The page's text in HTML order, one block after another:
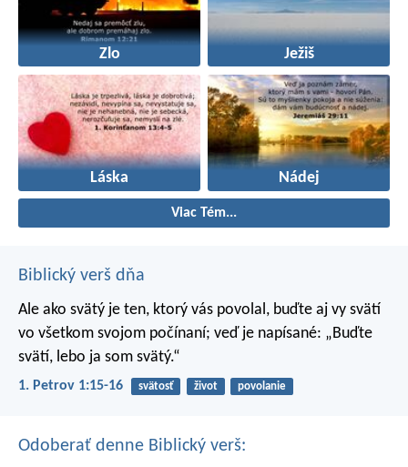
Zlo Ježiš
Láska Nádej
Viac Tém...
Biblický verš dňa
Ale ako svätý je ten, ktorý vás povolal, buďte aj vy svätí
vo všetkom svojom počínaní; veď je napísané: „Buďte
svätí, lebo ja som svätý.“
1. Petrov 1:15-16 svätosť život povolanie
Odoberať denne Biblický verš: